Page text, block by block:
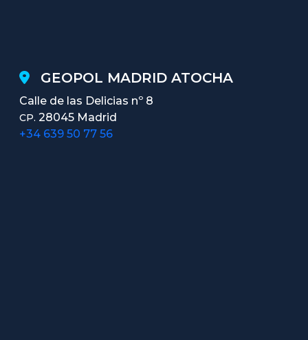
GEOPOL MADRID ATOCHA
Calle de las Delicias nº 8
CP. 28045 Madrid
+34 639 50 77 56